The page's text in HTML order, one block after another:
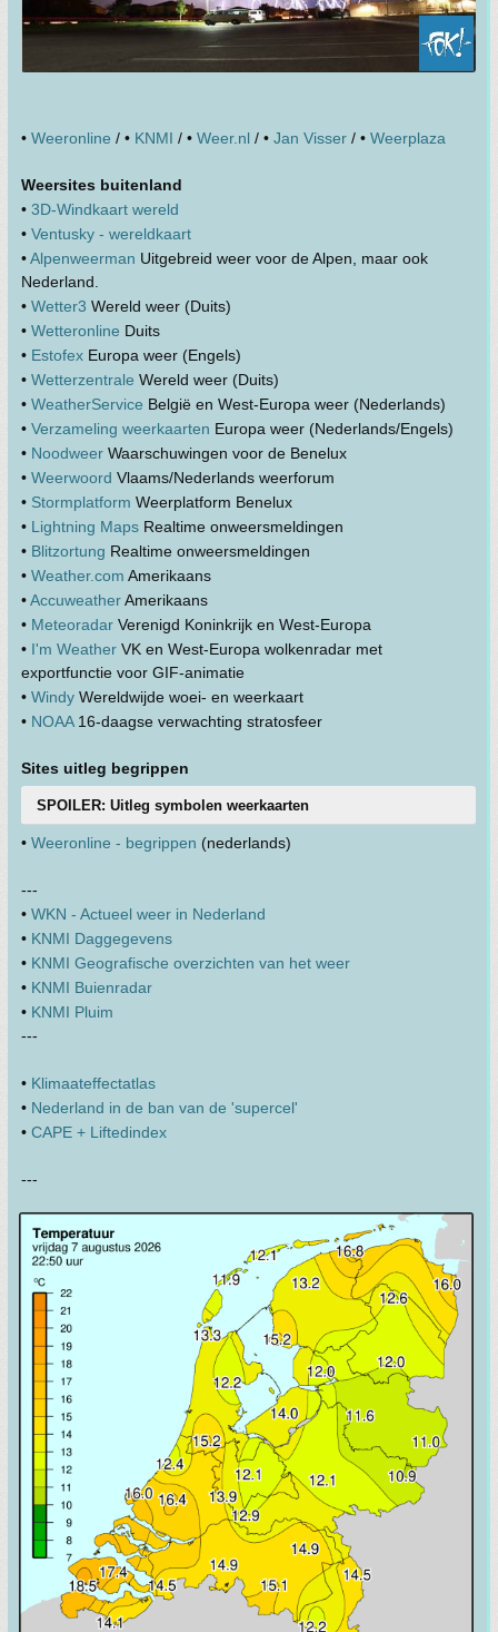
• Weeronline / • KNMI / • Weer.nl / • Jan Visser / • Weerplaza
Weersites buitenland
• 3D-Windkaart wereld
• Ventusky - wereldkaart
•Alpenweerman Uitgebreid weer voor de Alpen, maar ook
Nederland.
• Wetter3 Wereld weer (Duits)
• Wetteronline Duits
• Estofex Europa weer (Engels)
• Wetterzentrale Wereld weer (Duits)
• WeatherService België en West-Europa weer (Nederlands)
• Verzameling weerkaarten Europa weer (Nederlands/Engels)
• Noodweer Waarschuwingen voor de Benelux
• Weerwoord Vlaams/Nederlands weerforum
• Stormplatform Weerplatform Benelux
• Lightning Maps Realtime onweersmeldingen
• Blitzortung Realtime onweersmeldingen
• Weather.com Amerikaans
•AccuweatherAmerikaans
• Meteoradar Verenigd Koninkrijk en West-Europa
• I'm Weather VK en West-Europa wolkenradar met
exportfunctie voor GIF-animatie
• Windy Wereldwijde woei- en weerkaart
• NOAA16-daagse verwachting stratosfeer
Sites uitleg begrippen
SPOILER: Uitleg symbolen weerkaarten
• Weeronline - begrippen (nederlands)
---
• WKN - Actueel weer in Nederland
• KNMI Daggegevens
• KNMI Geografische overzichten van het weer
• KNMI Buienradar
• KNMI Pluim
---
• Klimaateffectatlas
• Nederland in de ban van de 'supercel'
• CAPE + Liftedindex
---